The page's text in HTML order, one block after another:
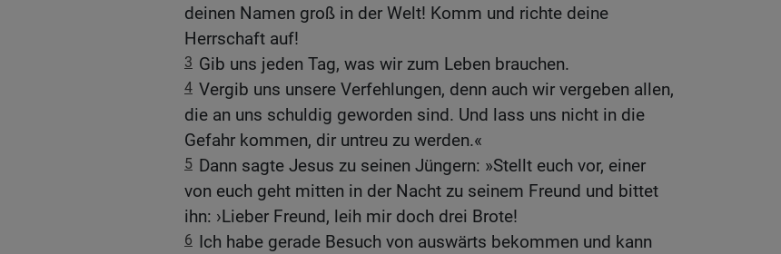
deinen Namen groß in der Welt! Komm und richte deine
Herrschaft auf!
3 Gib uns jeden Tag, was wir zum Leben brauchen.
4 Vergib uns unsere Verfehlungen, denn auch wir vergeben allen,
die an uns schuldig geworden sind. Und lass uns nicht in die
Gefahr kommen, dir untreu zu werden.«
5 Dann sagte Jesus zu seinen Jüngern: »Stellt euch vor, einer
von euch geht mitten in der Nacht zu seinem Freund und bittet
ihn: ›Lieber Freund, leih mir doch drei Brote!
6 Ich habe gerade Besuch von auswärts bekommen und kann